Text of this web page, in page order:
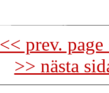
<< prev.
>> nästa